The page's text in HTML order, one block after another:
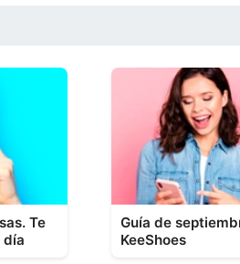
Te
día
Guía de
KeeShoes